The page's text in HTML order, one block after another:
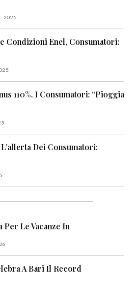
2025
Condizioni Enel, Consumatori:
110%, I Consumatori: “Pioggia
Dei Consumatori:
Per Le Vacanze In
A Bari Il Record